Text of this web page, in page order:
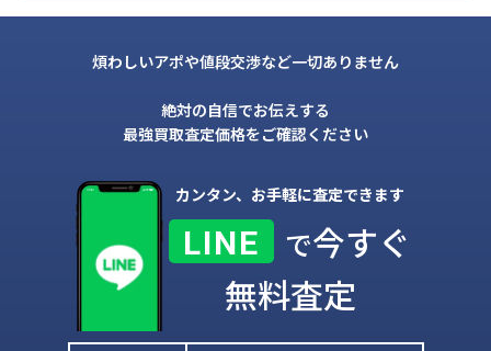
煩わしいアポや値段交渉など一切ありません
絶対の自信でお伝えする
最強買取査定価格をご確認ください
カンタン、お手軽に査定できます
LINE で今すぐ
無料査定